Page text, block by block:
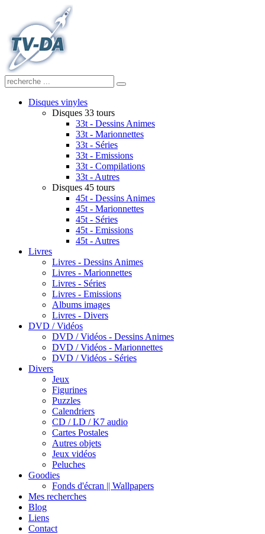
Disques vinyles
Disques 33 tours
33t - Dessins Animes
33t - Marionnettes
33t - Séries
33t - Emissions
33t - Compilations
33t - Autres
Disques 45 tours
45t - Dessins Animes
45t - Marionnettes
45t - Séries
45t - Emissions
45t - Autres
Livres
Livres - Dessins Animes
Livres - Marionnettes
Livres - Séries
Livres - Emissions
Albums images
Livres - Divers
DVD / Vidéos
DVD / Vidéos - Dessins Animes
DVD / Vidéos - Marionnettes
DVD / Vidéos - Séries
Divers
Jeux
Figurines
Puzzles
Calendriers
CD / LD / K7 audio
Cartes Postales
Autres objets
Jeux vidéos
Peluches
Goodies
Fonds d'écran || Wallpapers
Mes recherches
Blog
Liens
Contact